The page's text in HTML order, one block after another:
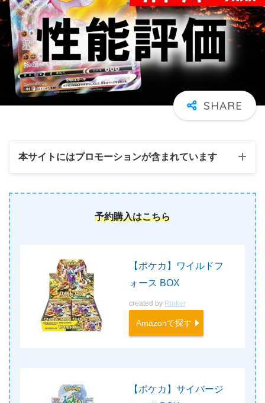
本サイトにはプロモーションが含まれています
予約購入はこちら
【ポケカ】ワイルドフ
ォース BOX
created by Rinker
Amazonで探す
【ポケカ】サイバージ